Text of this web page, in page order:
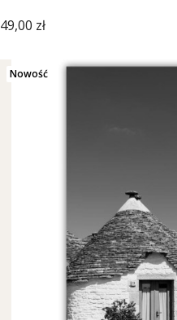
Cena
49,00 zł
Nowość